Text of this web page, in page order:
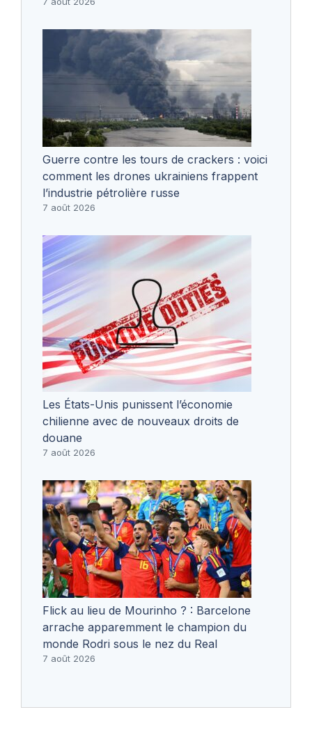
Guerre contre les tours de crackers : voici
comment les drones ukrainiens frappent
l’industrie pétrolière russe
7 août 2026
Les États-Unis punissent l’économie
chilienne avec de nouveaux droits de
douane
7 août 2026
Flick au lieu de Mourinho ? : Barcelone
arrache apparemment le champion du
monde Rodri sous le nez du Real
7 août 2026